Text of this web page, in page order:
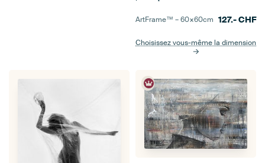
ArtFrame™ –60×60cm 127.-CHF
Choisissez vous-même la dimension